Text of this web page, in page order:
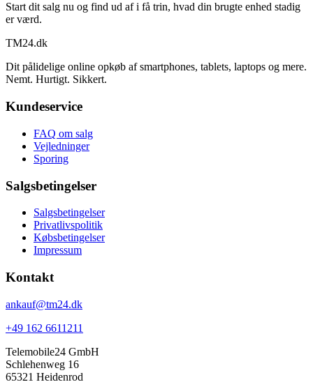
Start dit salg nu og find ud af i få trin, hvad din brugte enhed stadig
er værd.
TM24.dk
Dit pålidelige online opkøb af smartphones, tablets, laptops og mere.
Nemt. Hurtigt. Sikkert.
Kundeservice
FAQ om salg
Vejledninger
Sporing
Salgsbetingelser
Salgsbetingelser
Privatlivspolitik
Købsbetingelser
Impressum
Kontakt
ankauf@tm24.dk
+49 162 6611211
Telemobile24 GmbH
Schlehenweg 16
65321 Heidenrod